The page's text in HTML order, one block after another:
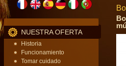
NUESTRA OFERTA
Historia
Funcionamiento
Tomar cuidado